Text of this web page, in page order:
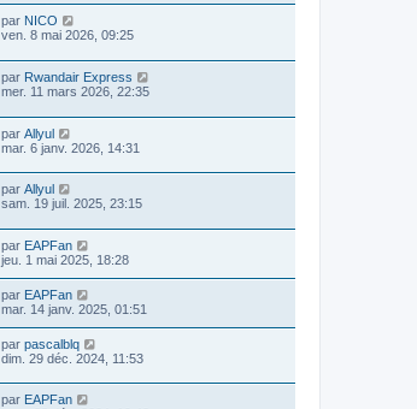
par NICO
ven. 8 mai 2026, 09:25
par Rwandair Express
mer. 11 mars 2026, 22:35
par Allyul
mar. 6 janv. 2026, 14:31
par Allyul
sam. 19 juil. 2025, 23:15
par EAPFan
jeu. 1 mai 2025, 18:28
par EAPFan
mar. 14 janv. 2025, 01:51
par pascalblq
dim. 29 déc. 2024, 11:53
par EAPFan